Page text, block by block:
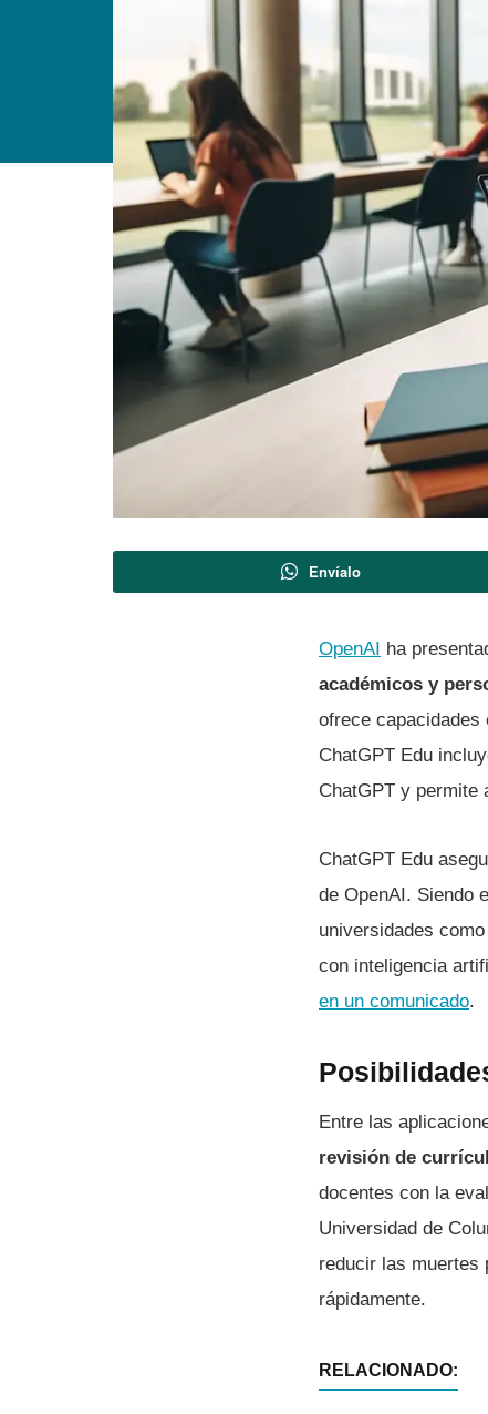
Envíalo
OpenAI ha
académicos y
ofrece
ChatGPT Edu
ChatGPT y permite
ChatGPT Edu
de OpenAI. Siendo
universidades
con inteligencia
en un comunicado.
Entre las
revisión de
docentes con la
Universidad de
reducir las muertes
rápidamente.
RELACIONADO: